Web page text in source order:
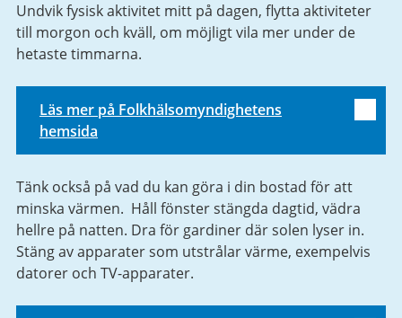
Undvik fysisk aktivitet mitt på dagen, flytta aktiviteter
till morgon och kväll, om möjligt vila mer under de
hetaste timmarna.
Läs mer på Folkhälsomyndighetens
hemsida
Tänk också på vad du kan göra i din bostad för att
minska värmen. Håll fönster stängda dagtid, vädra
hellre på natten. Dra för gardiner där solen lyser in.
Stäng av apparater som utstrålar värme, exempelvis
datorer och TV-apparater.